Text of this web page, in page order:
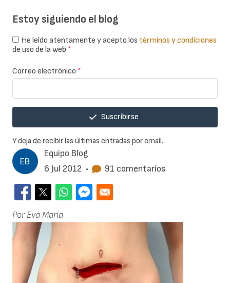
Equipo Blog
6 Jul 2012 • 91 comentarios
Por Eva María
Estoy siguiendo el blog
He leído atentamente y acepto los términos y condiciones
de uso de la web *
Correo electrónico *
Suscribirse
Y deja de recibir las últimas entradas por email.